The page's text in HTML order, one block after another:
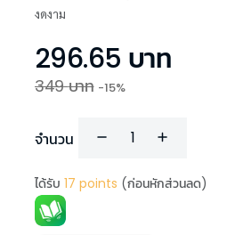
งดงาม
296.65 บาท
349บาท -15%
จำนวน
ได้รับ 17 points (ก่อนหักส่วนลด)